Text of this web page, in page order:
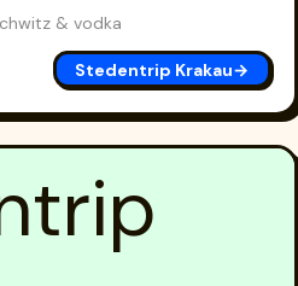
& vodka
Stedentrip Krakau→